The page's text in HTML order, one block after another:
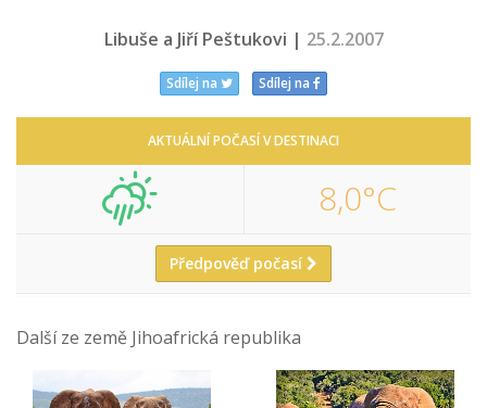
Libuše a Jiří Peštukovi | 25.2.2007
Sdílej na Sdílej na
AKTUÁLNÍ POČASÍ V DESTINACI
8,0°C
Předpověď počasí
Další ze země Jihoafrická republika